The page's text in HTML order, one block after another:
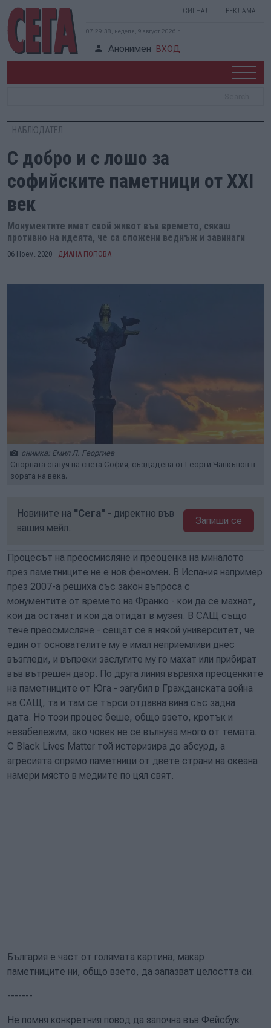
СИГНАЛ РЕКЛАМА
07:29:39, неделя, 9 август 2026 г.
Анонимен ВХОД
НАБЛЮДАТЕЛ
С добро и с лошо за
софийските паметници от XXI
век
Монументите имат свой живот във времето, сякаш
противно на идеята, че са сложени веднъж и завинаги
06 Ноем. 2020 ДИАНА ПОПОВА
снимка: Емил Л. Георгиев
Спорната статуя на света София, създадена от Георги Чапкънов в
зората на века.
Новините на "Сега" - директно във
вашия мейл.
Запиши се
Процесът на преосмисляне и преоценка на миналото
през паметниците не е нов феномен. В Испания например
през 2007-а решиха със закон въпроса с
монументите от времето на Франко - кои да се махнат,
кои да останат и кои да отидат в музея. В САЩ също
тече преосмисляне - сещат се в някой университет, че
един от основателите му е имал неприемливи днес
възгледи, и въпреки заслугите му го махат или прибират
във вътрешен двор. По друга линия вървяха преоценките
на паметниците от Юга - загубил в Гражданската война
на САЩ, та и там се търси отдавна вина със задна
дата. Но този процес беше, общо взето, кротък и
незабележим, ако човек не се вълнува много от темата.
С Black Lives Matter той истеризира до абсурд, а
агресията спрямо паметници от двете страни на океана
намери място в медиите по цял свят.
България е част от голямата картина, макар
паметниците ни, общо взето, да запазват целостта си.
-------
Не помня конкретния повод да започна във Фейсбук